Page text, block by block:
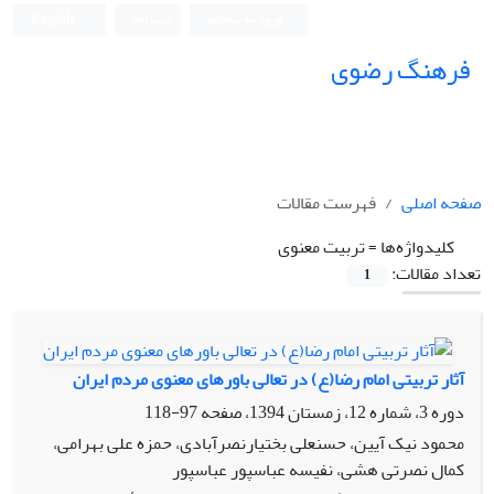
فرهنگ رضوی
صفحه اصلی
فهرست مقالات
کلیدواژه‌ها =تربیت معنوی
تعداد مقالات:
1
آثار تربیتی امام رضا(ع) در تعالی باورهای معنوی مردم ایران
دوره 3، شماره 12، زمستان 1394، صفحه
97-118
محمود نیک آیین، حسنعلی بختیارنصرآبادی، حمزه علی بهرامی،
کمال نصرتی هشی، نفیسه عباسپور عباسپور